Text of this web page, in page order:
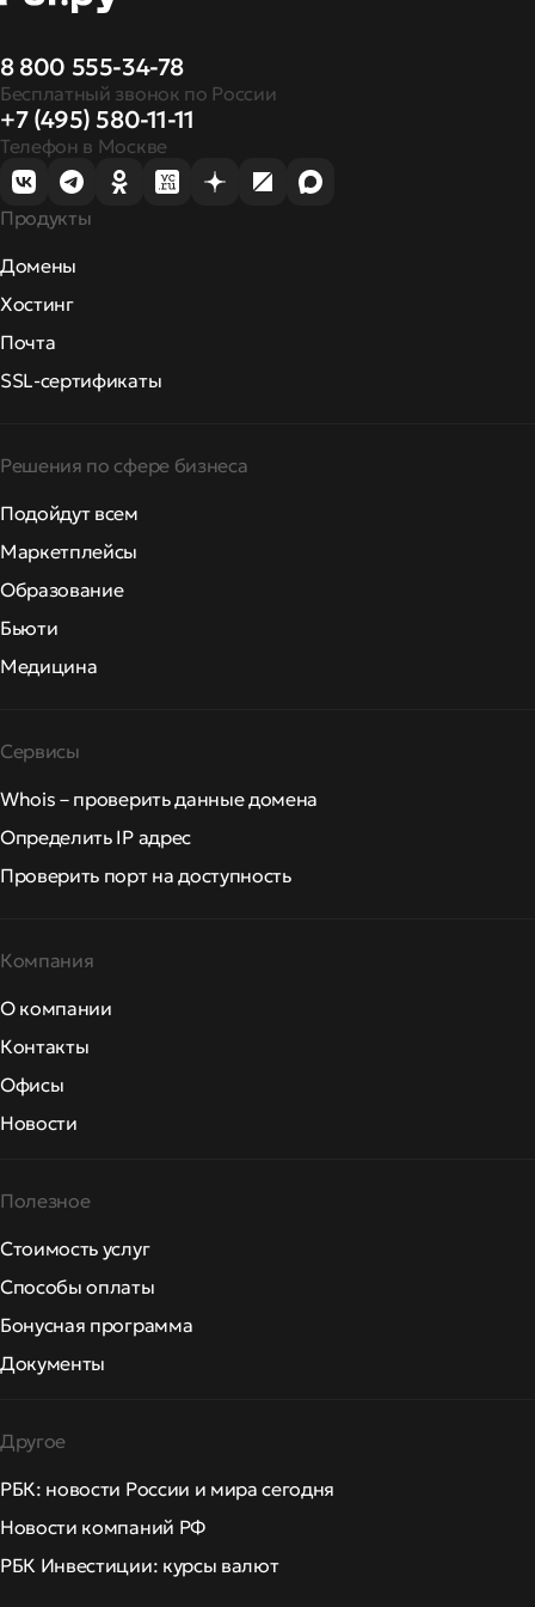
8 800 555-34-78
Бесплатный звонок по России
+7 (495) 580-11-11
Телефон в Москве
Продукты
Домены
Хостинг
Почта
SSL-сертификаты
Решения по сфере бизнеса
Подойдут всем
Маркетплейсы
Образование
Бьюти
Медицина
Сервисы
Whois – проверить данные домена
Определить IP адрес
Проверить порт на доступность
Компания
О компании
Контакты
Офисы
Новости
Полезное
Стоимость услуг
Способы оплаты
Бонусная программа
Документы
Другое
РБК: новости России и мира сегодня
Новости компаний РФ
РБК Инвестиции: курсы валют